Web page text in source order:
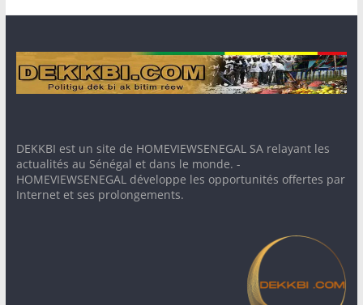
DEKKBI est un site de HOMEVIEWSENEGAL SA relayant les
actualités au Sénégal et dans le monde. -
HOMEVIEWSENEGAL développe les opportunités offertes par
Internet et ses prolongements.